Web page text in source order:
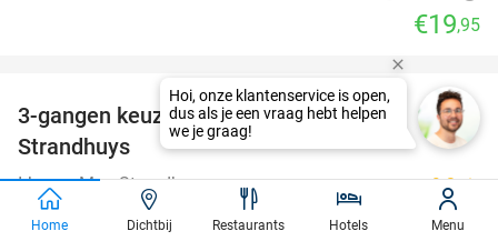
€19,95
29%
3-gangen keuzediner bij IJzeren Man
Strandhuys
IJzeren Man Strandhuys 9.3star
Vught (12 km)
Home Dichtbij Restaurants Hotels Menu